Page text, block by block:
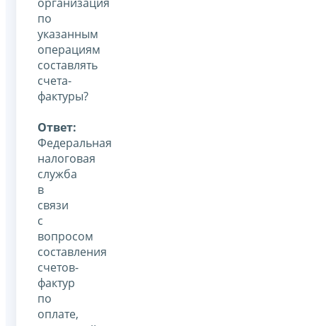
по
указанным
операциям
составлять
счета-
фактуры?
Ответ:
Федеральная
налоговая
служба
в
связи
с
вопросом
составления
счетов-
фактур
по
оплате,